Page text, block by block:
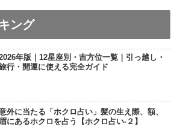
ング
年版｜12星座別・吉方位一覧｜引っ越し・
行・開運に使える完全ガイド
外に当たる「ホクロ占い」髪の生え際、額、
眉にあるホクロを占う【ホクロ占い‐２】